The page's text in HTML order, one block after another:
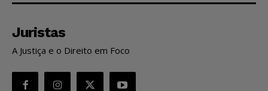
Juristas
A Justiça e o Direito em Foco